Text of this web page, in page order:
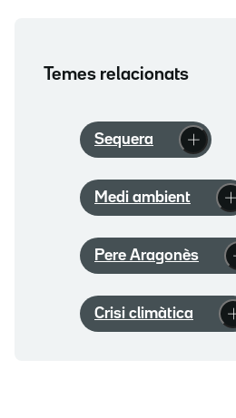
Temes relacionats
Sequera
Medi ambient
Pere Aragonès
Crisi climàtica